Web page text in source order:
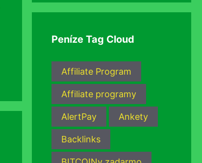
Peníze Tag Cloud
Affiliate Program
Affiliate programy
AlertPay Ankety
Backlinks